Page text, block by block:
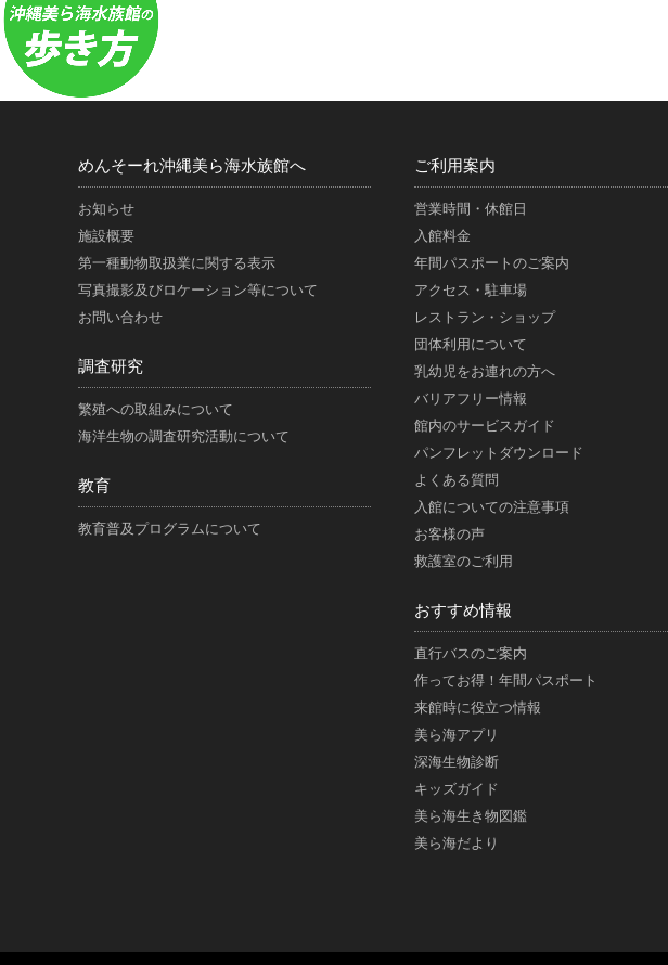
めんそーれ沖縄美ら海水族館へ
お知らせ
施設概要
第一種動物取扱業に関する表示
写真撮影及びロケーション等について
お問い合わせ
調査研究
繁殖への取組みについて
海洋生物の調査研究活動について
教育
教育普及プログラムについて
ご利用案内
営業時間・休館日
入館料金
年間パスポートのご案内
アクセス・駐車場
レストラン・ショップ
団体利用について
乳幼児をお連れの方へ
バリアフリー情報
館内のサービスガイド
パンフレットダウンロード
よくある質問
入館についての注意事項
お客様の声
救護室のご利用
おすすめ情報
直行バスのご案内
作ってお得！年間パスポート
来館時に役立つ情報
美ら海アプリ
深海生物診断
キッズガイド
美ら海生き物図鑑
美ら海だより